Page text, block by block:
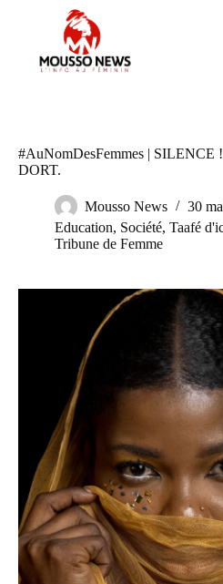
#AuNomDesFemmes | SILENCE
DORT.
Mousso News
30
Education, Société, Taafé
Tribune de Femme